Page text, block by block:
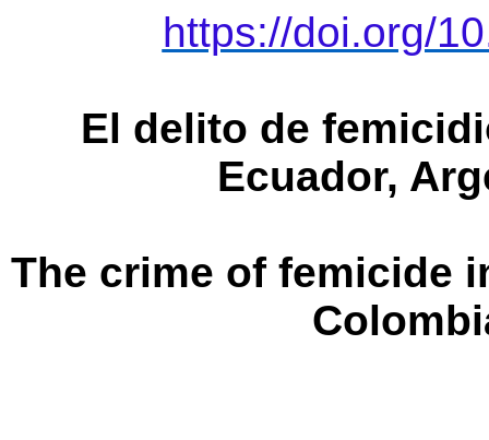
https://doi.org/
El delito de
Ecuador,
The crime of femicide